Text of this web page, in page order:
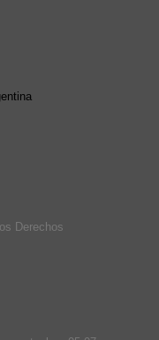
Derechos